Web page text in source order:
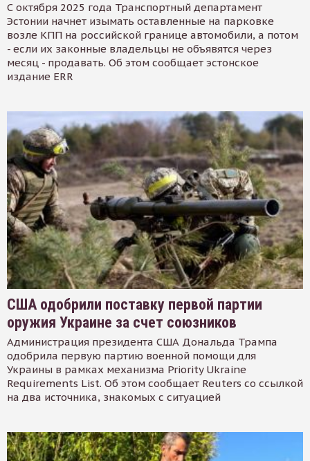
С октября 2025 года Транспортный департамент
Эстонии начнет изымать оставленные на парковке
возле КПП на российской границе автомобили, а потом
- если их законные владельцы не объявятся через
месяц - продавать. Об этом сообщает эстонское
издание ERR
США одобрили поставку первой партии
оружия Украине за счет союзников
Администрация президента США Дональда Трампа
одобрила первую партию военной помощи для
Украины в рамках механизма Priority Ukraine
Requirements List. Об этом сообщает Reuters со ссылкой
на два источника, знакомых с ситуацией